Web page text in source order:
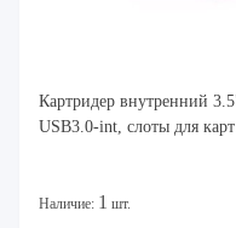
Картридер внутренний
USB3.0-int, слоты для
Наличие: 1 шт.